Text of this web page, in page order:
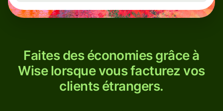
Faites des économies grâce à
Wise lorsque vous facturez vos
clients étrangers.